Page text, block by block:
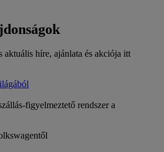
aktuális híre, ajánlata és akciója itt
figyelmeztető rendszer a